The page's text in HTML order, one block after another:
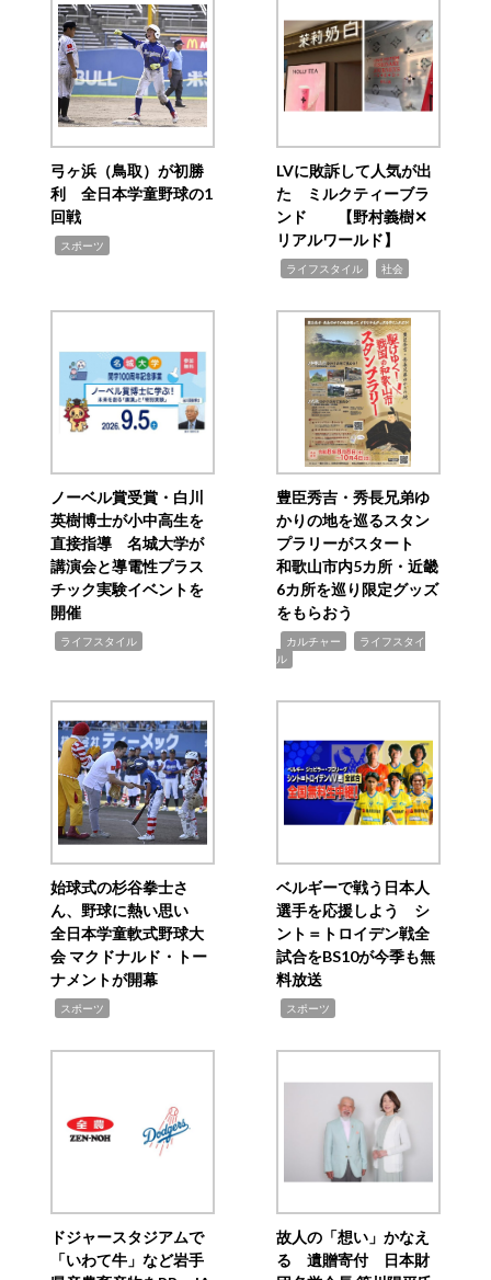
弓ヶ浜（鳥取）が初勝
利 全日本学童野球の1
回戦
スポーツ
LVに敗訴して人気が出
た ミルクティーブラ
ンド 【野村義樹✕
リアルワールド】
ライフスタイル 社会
ノーベル賞受賞・白川
英樹博士が小中高生を
直接指導 名城大学が
講演会と導電性プラス
チック実験イベントを
開催
ライフスタイル
豊臣秀吉・秀長兄弟ゆ
かりの地を巡るスタン
プラリーがスタート
和歌山市内5カ所・近畿
6カ所を巡り限定グッズ
をもらおう
カルチャー
ライフスタイ
ル
始球式の杉谷拳士さ
ん、野球に熱い思い
全日本学童軟式野球大
会 マクドナルド・トー
ナメントが開幕
スポーツ
ベルギーで戦う日本人
選手を応援しよう シ
ント＝トロイデン戦全
試合をBS10が今季も無
料放送
スポーツ
ドジャースタジアムで
「いわて牛」など岩手
故人の「想い」かなえ
る 遺贈寄付 日本財